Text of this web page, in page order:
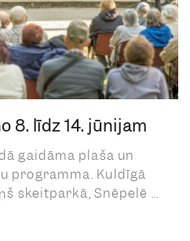
8. līdz 14. jūnijam
gaidāma plaša un
programma. Kuldīgā
skeitparkā, Snēpelē ...